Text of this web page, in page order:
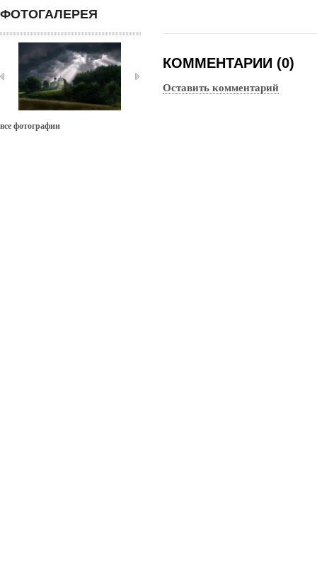
ФОТОГАЛЕРЕЯ
все фотографии
КОММЕНТАРИИ (0)
Оставить комментарий